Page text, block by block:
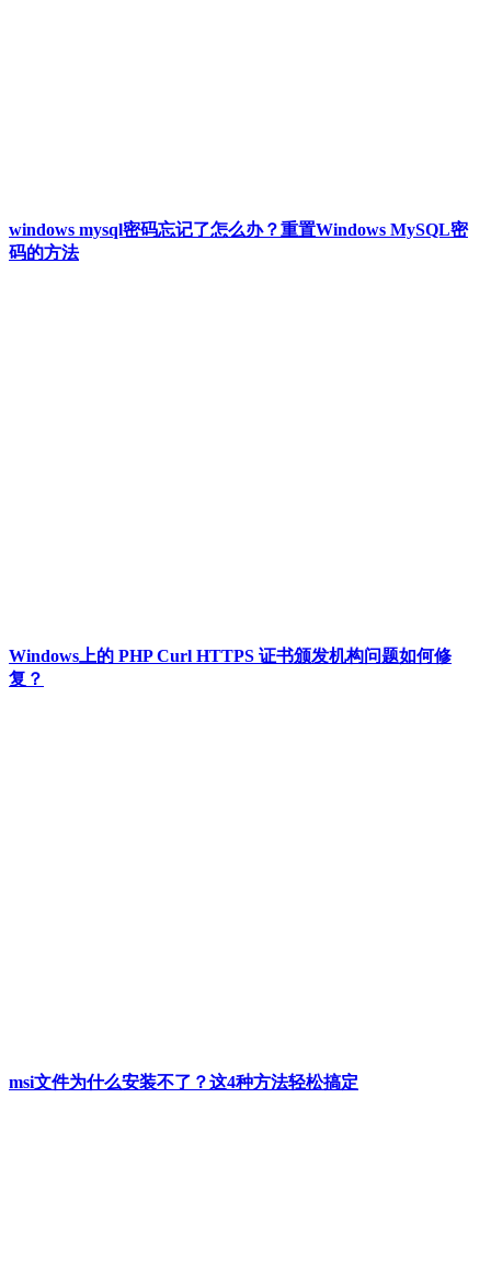
windows mysql密码忘记了怎么办？重置Windows MySQL密
码的方法
Windows上的 PHP Curl HTTPS 证书颁发机构问题如何修
复？
msi文件为什么安装不了？这4种方法轻松搞定